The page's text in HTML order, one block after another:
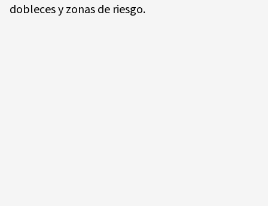
dobleces y zonas de riesgo.